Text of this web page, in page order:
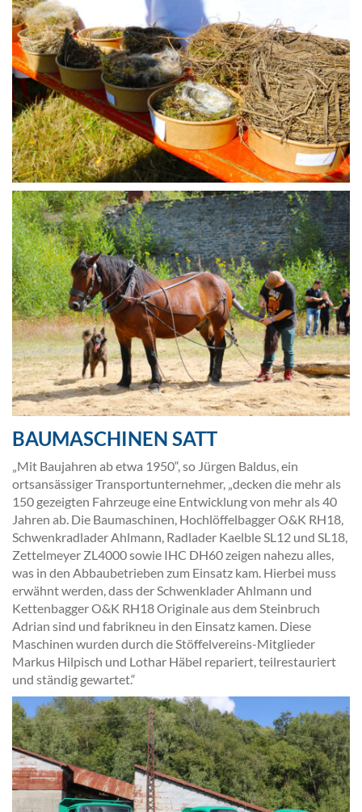
BAUMASCHINEN SATT
„Mit Baujahren ab etwa 1950“, so Jürgen Baldus, ein
ortsansässiger Transportunternehmer, „decken die mehr als
150 gezeigten Fahrzeuge eine Entwicklung von mehr als 40
Jahren ab. Die Baumaschinen, Hochlöffelbagger O&K RH18,
Schwenkradlader Ahlmann, Radlader Kaelble SL12 und SL18,
Zettelmeyer ZL4000 sowie IHC DH60 zeigen nahezu alles,
was in den Abbaubetrieben zum Einsatz kam. Hierbei muss
erwähnt werden, dass der Schwenklader Ahlmann und
Kettenbagger O&K RH18 Originale aus dem Steinbruch
Adrian sind und fabrikneu in den Einsatz kamen. Diese
Maschinen wurden durch die Stöffelvereins-Mitglieder
Markus Hilpisch und Lothar Häbel repariert, teilrestauriert
und ständig gewartet.“